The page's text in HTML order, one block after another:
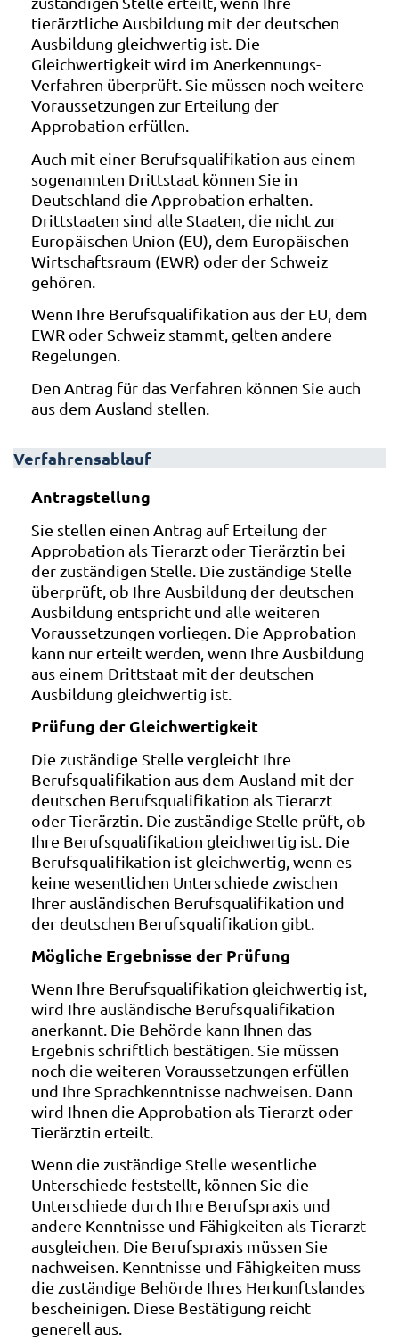
tierärztliche Ausbildung mit der deutschen
Ausbildung gleichwertig ist. Die
Gleichwertigkeit wird im Anerkennungs-
Verfahren überprüft. Sie müssen noch weitere
Voraussetzungen zur Erteilung der
Approbation erfüllen.
Auch mit einer Berufsqualifikation aus einem
sogenannten Drittstaat können Sie in
Deutschland die Approbation erhalten.
Drittstaaten sind alle Staaten, die nicht zur
Europäischen Union (EU), dem Europäischen
Wirtschaftsraum (EWR) oder der Schweiz
gehören.
Wenn Ihre Berufsqualifikation aus der EU, dem
EWR oder Schweiz stammt, gelten andere
Regelungen.
Den Antrag für das Verfahren können Sie auch
aus dem Ausland stellen.
Verfahrensablauf
Antragstellung
Sie stellen einen Antrag auf Erteilung der
Approbation als Tierarzt oder Tierärztin bei
der zuständigen Stelle. Die zuständige Stelle
überprüft, ob Ihre Ausbildung der deutschen
Ausbildung entspricht und alle weiteren
Voraussetzungen vorliegen. Die Approbation
kann nur erteilt werden, wenn Ihre Ausbildung
aus einem Drittstaat mit der deutschen
Ausbildung gleichwertig ist.
Prüfung der Gleichwertigkeit
Die zuständige Stelle vergleicht Ihre
Berufsqualifikation aus dem Ausland mit der
deutschen Berufsqualifikation als Tierarzt
oder Tierärztin. Die zuständige Stelle prüft, ob
Ihre Berufsqualifikation gleichwertig ist. Die
Berufsqualifikation ist gleichwertig, wenn es
keine wesentlichen Unterschiede zwischen
Ihrer ausländischen Berufsqualifikation und
der deutschen Berufsqualifikation gibt.
Mögliche Ergebnisse der Prüfung
Wenn Ihre Berufsqualifikation gleichwertig ist,
wird Ihre ausländische Berufsqualifikation
anerkannt. Die Behörde kann Ihnen das
Ergebnis schriftlich bestätigen. Sie müssen
noch die weiteren Voraussetzungen erfüllen
und Ihre Sprachkenntnisse nachweisen. Dann
wird Ihnen die Approbation als Tierarzt oder
Tierärztin erteilt.
Wenn die zuständige Stelle wesentliche
Unterschiede feststellt, können Sie die
Unterschiede durch Ihre Berufspraxis und
andere Kenntnisse und Fähigkeiten als Tierarzt
ausgleichen. Die Berufspraxis müssen Sie
nachweisen. Kenntnisse und Fähigkeiten muss
die zuständige Behörde Ihres Herkunftslandes
bescheinigen. Diese Bestätigung reicht
generell aus.